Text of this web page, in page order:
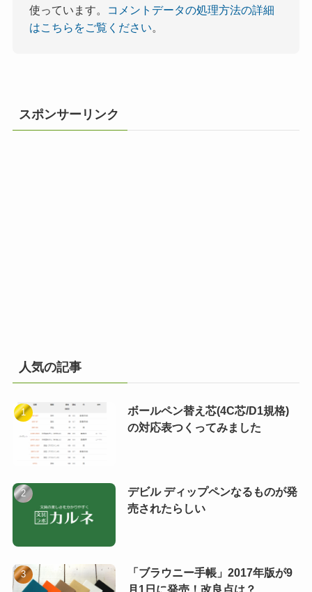
使っています。
コメントデータの処理方法の詳細
はこちらをご覧ください。
スポンサーリンク
人気の記事
ボールペン替え芯(4C芯/D1規格)
の対応表つくってみました
デビル ディップペンなるものが発
売されたらしい
「ブラウニー手帳」2017年版が9
月1日に発売！改良点は？